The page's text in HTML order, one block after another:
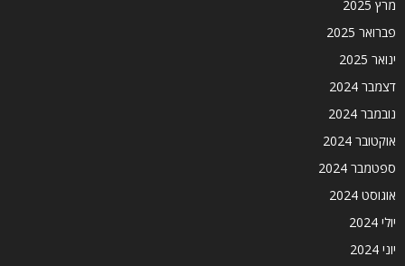
מרץ 2025
פברואר 2025
ינואר 2025
דצמבר 2024
נובמבר 2024
אוקטובר 2024
ספטמבר 2024
אוגוסט 2024
יולי 2024
יוני 2024